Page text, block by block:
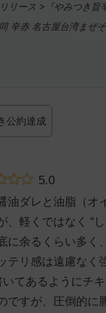
リース >『やみつき旨
辛赤 名古屋台湾まぜ
公約達成
5.0
油ダレと油脂（オ
、軽くではなく “
に余るくらい多く
テリ感は遠慮なく
いてあるようにチ
ですが、圧倒的に